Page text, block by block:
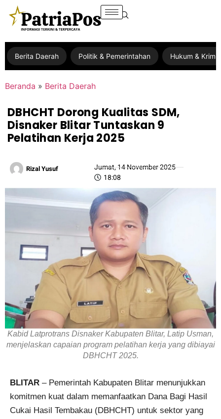
Berita Daerah Politik & Pemerintahan Hukum &
Beranda » Berita Daerah
DBHCHT Dorong Kualitas SDM,
Disnaker Blitar Tuntaskan 9
Pelatihan Kerja 2025
Rizal Yusuf
Jumat, 14 November 2025
18:08
Kabid Latprotrans Disnaker Kabupaten Blitar, Latip Usman,
menjelaskan capaian program pelatihan kerja yang dibiayai
DBHCHT 2025.
BLITAR – Pemerintah Kabupaten Blitar menunjukkan
komitmen kuat dalam memanfaatkan Dana Bagi Hasil
Cukai Hasil Tembakau (DBHCHT) untuk sektor yang